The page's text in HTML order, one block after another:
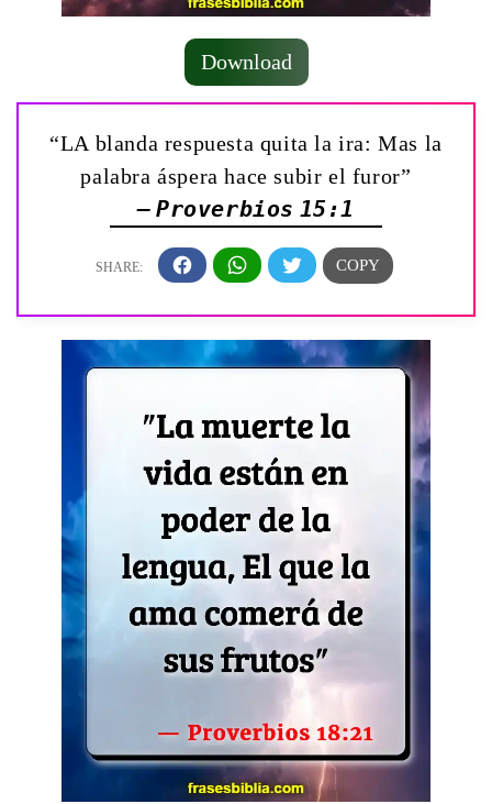
Download
“LA blanda respuesta quita la ira: Mas la
palabra áspera hace subir el furor”
— Proverbios 15:1